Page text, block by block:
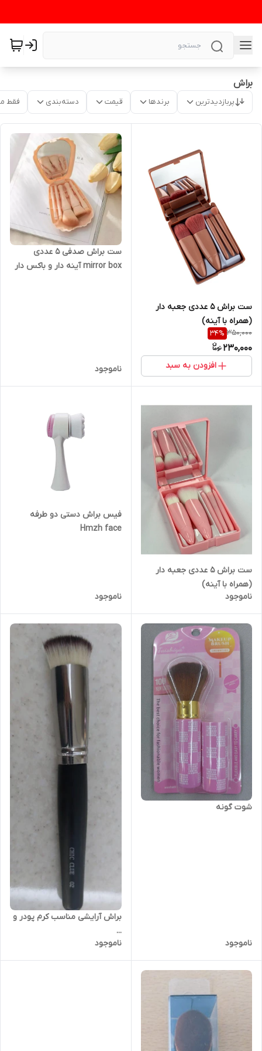
براش
پربازدیدترین برندها قیمت دسته‌بندی فقط
ست براش ۵ عددی جعبه دار
(همراه با آینه)
350,000
34%
230,000
افزودن به سبد
ست براش صدفی ۵ عددی
mirror box آینه دار و باکس دار
ناموجود
ست براش ۵ عددی جعبه دار
(همراه با آینه)
ناموجود
فیس براش دستی دو طرفه
Hmzh face
ناموجود
شوت گونه
ناموجود
براش آرایشی مناسب کرم پودر و
...
ناموجود